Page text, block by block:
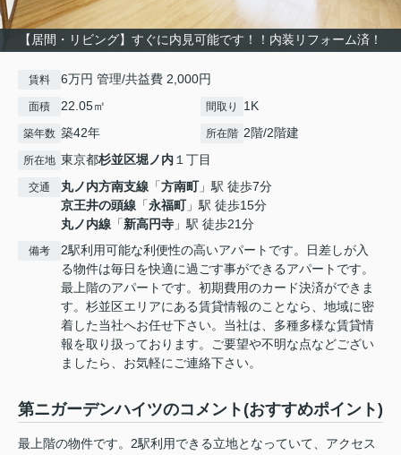
【居間・リビング】すぐに内見可能です！！内装リフォーム済！
賃料 6万円 管理/共益費 2,000円
面積 22.05㎡ 間取り 1K
築年数 築42年 所在階 2階/2階建
所在地 東京都杉並区堀ノ内 １丁目
交通 丸ノ内方南支線 「方南町」駅 徒歩7分
京王井の頭線 「永福町」駅 徒歩15分
丸ノ内線 「新高円寺 」駅 徒歩21分
備考
2駅利用可能な利便性の高いアパートです。日差しが入
る物件は毎日を快適に過ごす事ができるアパートです。
最上階のアパートです。初期費用のカード決済ができま
す。杉並区エリアにある賃貸情報のことなら、地域に密
着した当社へお任せ下さい。当社は、多種多様な賃貸情
報を取り扱っております。ご要望や不明な点などござい
ましたら、お気軽にご連絡下さい。
第ニガーデンハイツのコメント(おすすめポイント)
最上階の物件です。2駅利用できる立地となっていて、アクセス